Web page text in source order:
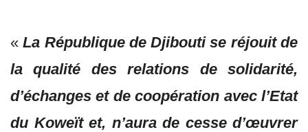
«La République de Djibouti se réjouit de
la qualité des relations de solidarité,
d’échanges et de coopération avec l’Etat
du Koweït et, n’aura de cesse d’œuvrer